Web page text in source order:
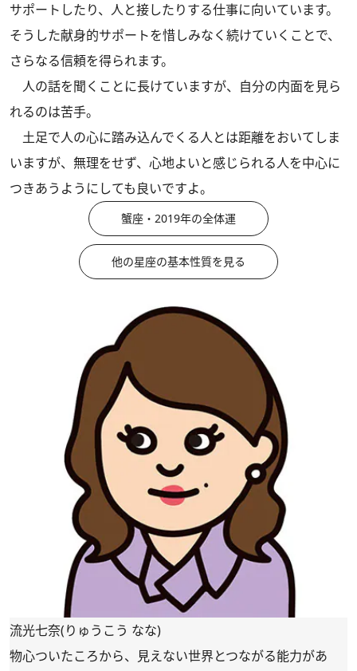
サポートしたり、人と接したりする仕事に向いています。
そうした献身的サポートを惜しみなく続けていくことで、
さらなる信頼を得られます。
人の話を聞くことに長けていますが、自分の内面を見ら
れるのは苦手。
土足で人の心に踏み込んでくる人とは距離をおいてしま
いますが、無理をせず、心地よいと感じられる人を中心に
つきあうようにしても良いですよ。
蟹座・2019年の全体運
他の星座の基本性質を見る
流光七奈(りゅうこう なな)
物心ついたころから、見えない世界とつながる能力があ